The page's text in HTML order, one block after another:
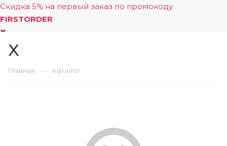
Скидка 5% на первый заказ по промокоду
FIRSTORDER
X
Главная — Каталог